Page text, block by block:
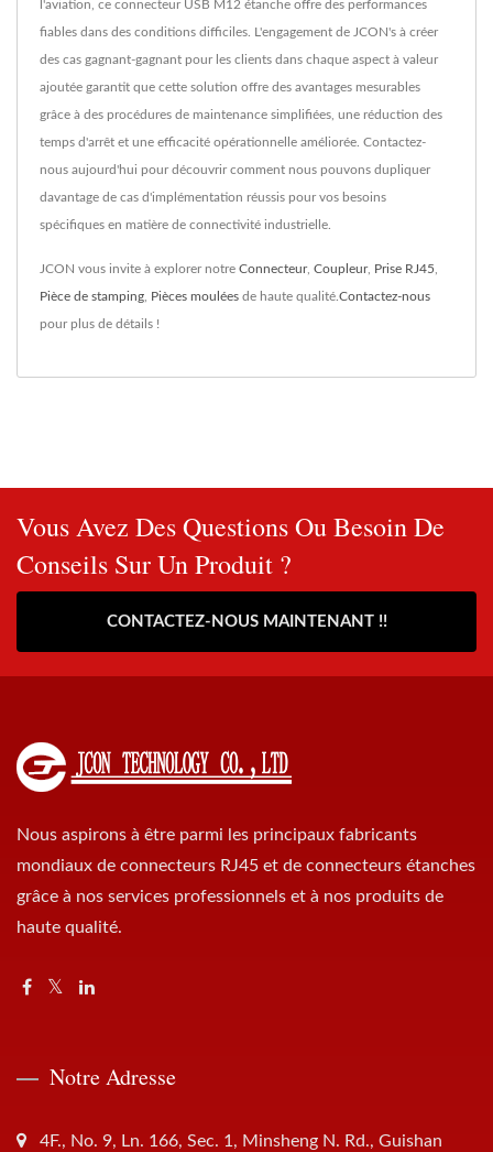
l'aviation, ce connecteur USB M12 étanche offre des performances
fiables dans des conditions difficiles. L'engagement de JCON's à créer
des cas gagnant-gagnant pour les clients dans chaque aspect à valeur
ajoutée garantit que cette solution offre des avantages mesurables
grâce à des procédures de maintenance simplifiées, une réduction des
temps d'arrêt et une efficacité opérationnelle améliorée. Contactez-
nous aujourd'hui pour découvrir comment nous pouvons dupliquer
davantage de cas d'implémentation réussis pour vos besoins
spécifiques en matière de connectivité industrielle.
JCON vous invite à explorer notre Connecteur, Coupleur, Prise RJ45
Pièce de stamping Pièces moulées de haute qualité. Contactez-nous
pour plus de détails !
Vous Avez Des Questions Ou Besoin De
Conseils Sur Un Produit ?
CONTACTEZ-NOUS MAINTENANT !!
Nous aspirons à être parmi les principaux fabricants
mondiaux de connecteurs RJ45 et de connecteurs étanches
grâce à nos services professionnels et à nos produits de
haute qualité.
Notre Adresse
4F., No. 9, Ln. 166, Sec. 1, Minsheng N. Rd., Guishan